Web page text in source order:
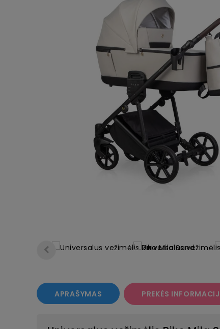
APRAŠYMAS PREKĖS